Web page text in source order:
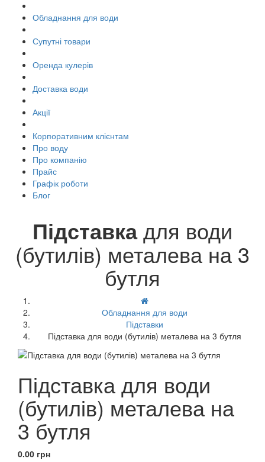
Обладнання для води
Супутні товари
Оренда кулерів
Доставка води
Акції
Корпоративним клієнтам
Про воду
Про компанію
Прайс
Графік роботи
Блог
Підставкадля води
(бутилів) металева на 3
бутля
Обладнання для води
Підставки
Підставка для води (бутилів) металева на 3 бутля
Підставка для води
(бутилів) металева на
3 бутля
0.00 грн